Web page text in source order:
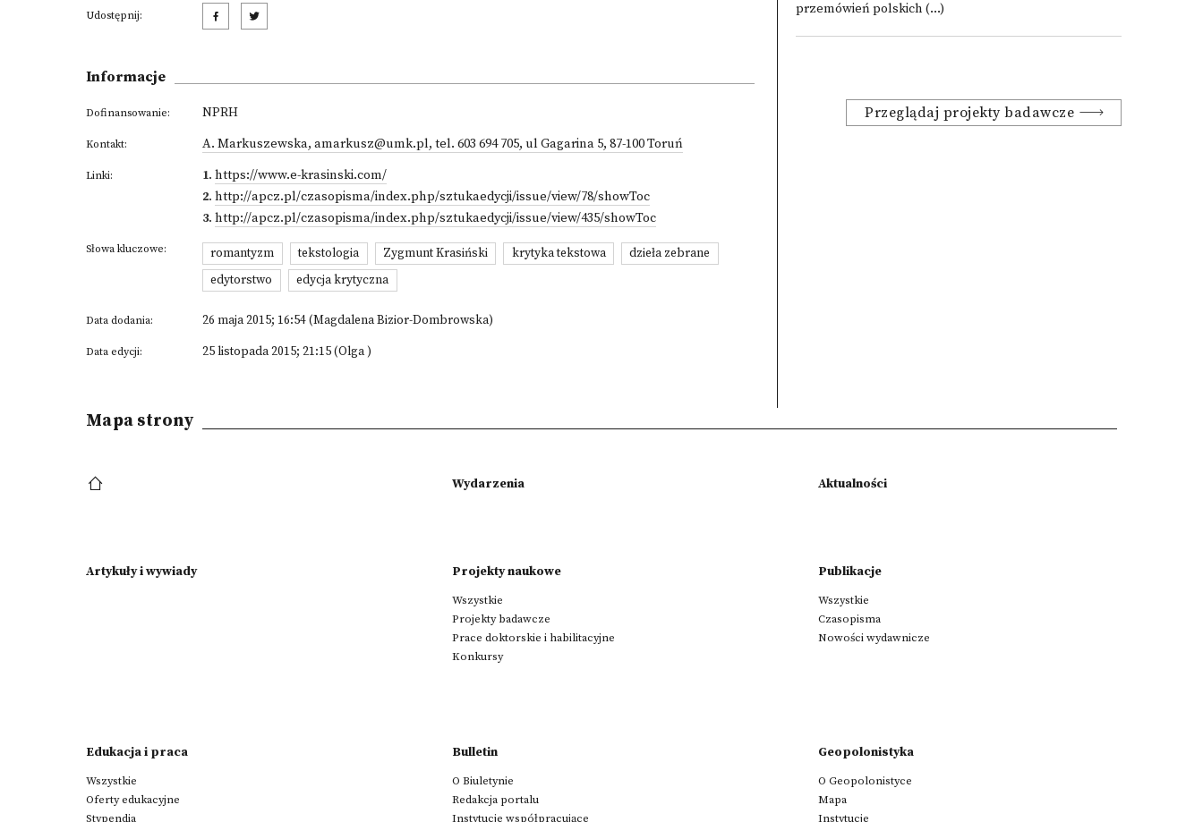
Udostępnij:
Informacje
Dofinansowanie: NPRH
Kontakt: A. Markuszewska, amarkusz@umk.pl, tel. 603 694 705, ul Gagarina 5, 87-100 Toruń
Linki: 1. https://www.e-krasinski.com/
2. http://apcz.pl/czasopisma/index.php/sztukaedycji/issue/view/78/showToc
3. http://apcz.pl/czasopisma/index.php/sztukaedycji/issue/view/435/showToc
Słowa kluczowe: romantyzm tekstologia Zygmunt Krasiński krytyka tekstowa
dzieła zebrane
edytorstwo
edycja krytyczna
Data dodania: 26 maja 2015; 16:54 (Magdalena Bizior-Dombrowska)
Data edycji: 25 listopada 2015; 21:15 (Olga )
przemówień polskich (...)
Przeglądaj projekty badawcze
Mapa strony
Wydarzenia Aktualności
Artykuły i wywiady Projekty naukowe
Wszystkie
Projekty badawcze
Prace doktorskie i habilitacyjne
Konkursy
Publikacje
Wszystkie
Czasopisma
Nowości wydawnicze
Edukacja i praca
Wszystkie
Oferty edukacyjne
Stypendia
Bulletin
O Biuletynie
Redakcja portalu
Instytucje współpracujące
Geopolonistyka
O Geopolonistyce
Mapa
Instytucje